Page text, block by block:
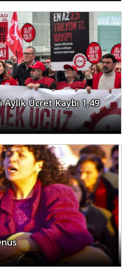
Ücret Kaybı 1,49